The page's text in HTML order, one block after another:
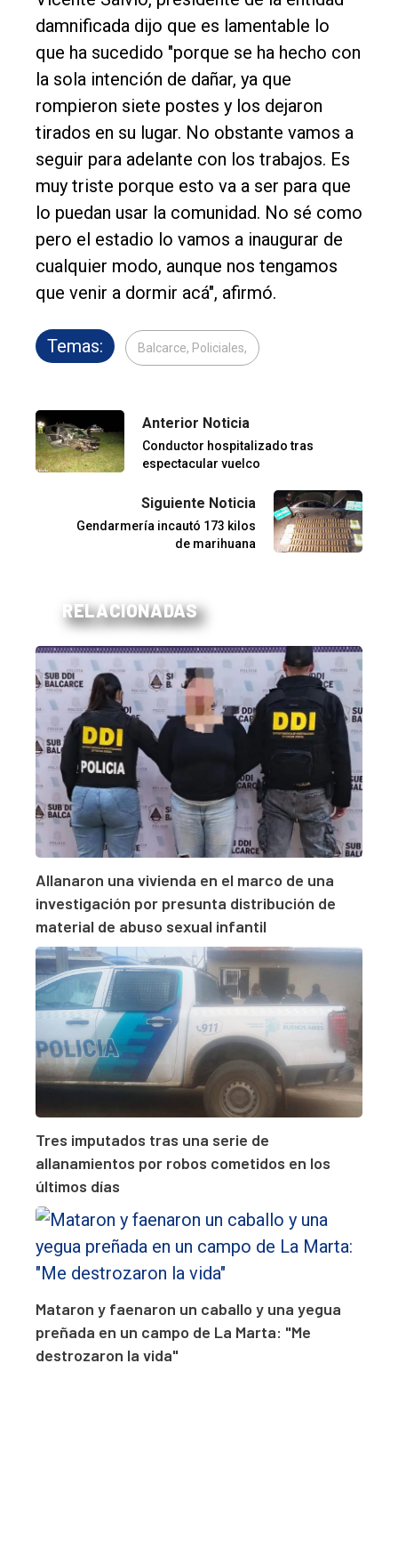
damnificada dijo que es lamentable lo
que ha sucedido "porque se ha hecho con
la sola intención de dañar, ya que
rompieron siete postes y los dejaron
tirados en su lugar. No obstante vamos a
seguir para adelante con los trabajos. Es
muy triste porque esto va a ser para que
lo puedan usar la comunidad. No sé como
pero el estadio lo vamos a inaugurar de
cualquier modo, aunque nos tengamos
que venir a dormir acá", afirmó.
Temas: Balcarce, Policiales,
Anterior Noticia
Conductor hospitalizado tras
espectacular vuelco
Siguiente Noticia
Gendarmería incautó 173 kilos
de marihuana
RELACIONADAS
Allanaron una vivienda en el marco de una
investigación por presunta distribución de
material de abuso sexual infantil
Tres imputados tras una serie de
allanamientos por robos cometidos en los
últimos días
Mataron y faenaron un caballo y una yegua
preñada en un campo de La Marta: "Me
destrozaron la vida"